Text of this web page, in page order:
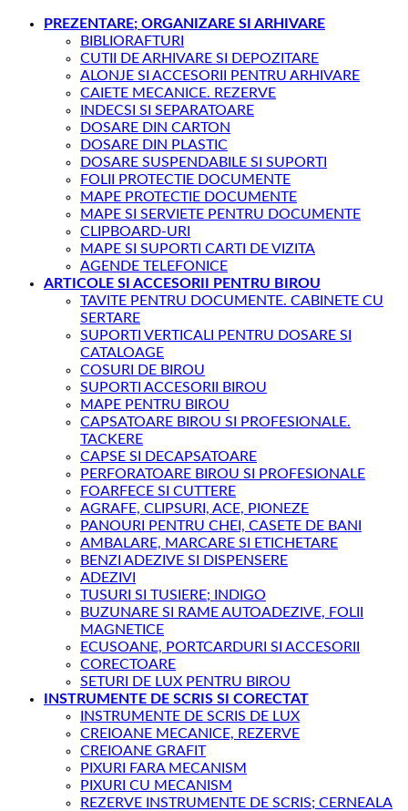
PREZENTARE; ORGANIZARE SI ARHIVARE
BIBLIORAFTURI
CUTII DE ARHIVARE SI DEPOZITARE
ALONJE SI ACCESORII PENTRU ARHIVARE
CAIETE MECANICE. REZERVE
INDECSI SI SEPARATOARE
DOSARE DIN CARTON
DOSARE DIN PLASTIC
DOSARE SUSPENDABILE SI SUPORTI
FOLII PROTECTIE DOCUMENTE
MAPE PROTECTIE DOCUMENTE
MAPE SI SERVIETE PENTRU DOCUMENTE
CLIPBOARD-URI
MAPE SI SUPORTI CARTI DE VIZITA
AGENDE TELEFONICE
ARTICOLE SI ACCESORII PENTRU BIROU
TAVITE PENTRU DOCUMENTE. CABINETE CU
SERTARE
SUPORTI VERTICALI PENTRU DOSARE SI
CATALOAGE
COSURI DE BIROU
SUPORTI ACCESORII BIROU
MAPE PENTRU BIROU
CAPSATOARE BIROU SI PROFESIONALE.
TACKERE
CAPSE SI DECAPSATOARE
PERFORATOARE BIROU SI PROFESIONALE
FOARFECE SI CUTTERE
AGRAFE, CLIPSURI, ACE, PIONEZE
PANOURI PENTRU CHEI, CASETE DE BANI
AMBALARE, MARCARE SI ETICHETARE
BENZI ADEZIVE SI DISPENSERE
ADEZIVI
TUSURI SI TUSIERE; INDIGO
BUZUNARE SI RAME AUTOADEZIVE, FOLII
MAGNETICE
ECUSOANE, PORTCARDURI SI ACCESORII
CORECTOARE
SETURI DE LUX PENTRU BIROU
INSTRUMENTE DE SCRIS SI CORECTAT
INSTRUMENTE DE SCRIS DE LUX
CREIOANE MECANICE, REZERVE
CREIOANE GRAFIT
PIXURI FARA MECANISM
PIXURI CU MECANISM
REZERVE INSTRUMENTE DE SCRIS; CERNEALA